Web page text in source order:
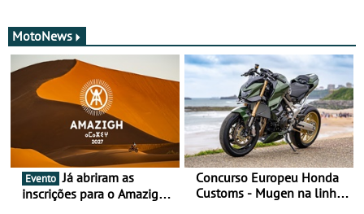
MotoNews
Evento Já abriram as
inscrições para o Amazigh
Concurso Europeu Honda
Customs - Mugen na linha